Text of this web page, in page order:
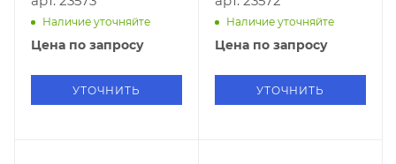
Наличие уточняйте
Цена по запросу
УТОЧНИТЬ
Наличие уточняйте
Цена по запросу
УТОЧНИТЬ